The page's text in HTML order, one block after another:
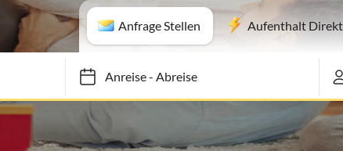
Anfrage Stellen Aufenthalt Direkt
Anreise-Abreise